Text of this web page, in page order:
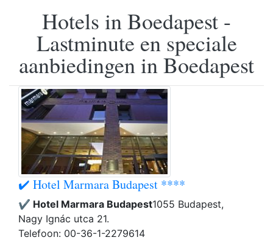
Hotels in Boedapest -
Lastminute en speciale
aanbiedingen in Boedapest
✔️ Hotel Marmara Budapest ****
✔️ Hotel Marmara Budapest1055 Budapest,
Nagy Ignác utca 21.
Telefoon: 00-36-1-2279614